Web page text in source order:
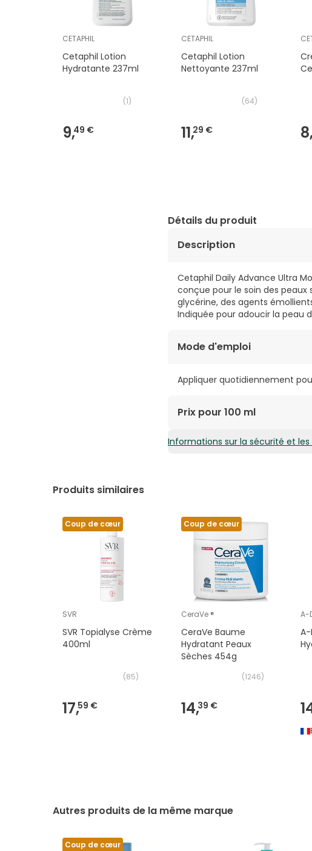
CETAPHIL
Cetaphil Lotion
Hydratante 237ml
(1)
9,49 €
CETAPHIL
Cetaphil Lotion
Nettoyante 237ml
(64)
11,29 €
Détails du produit
Description
Cetaphil Daily Advance Ultra
conçue pour le soin des
glycérine, des agents
Indiquée pour adoucir la peau
Mode d'emploi
Appliquer quotidiennement
Prix pour 100 ml
3,61€ / 100 ml
Informations sur la sécurité et les
Produits similaires
Coup de cœur
SVR
SVR Topialyse Crème
400ml
(85)
17,59 €
Coup de cœur
CeraVe ®
CeraVe Baume
Hydratant Peaux
Sèches 454g
(1246)
14,39 €
A-
A-
Autres produits de la même marque
Coup de cœur